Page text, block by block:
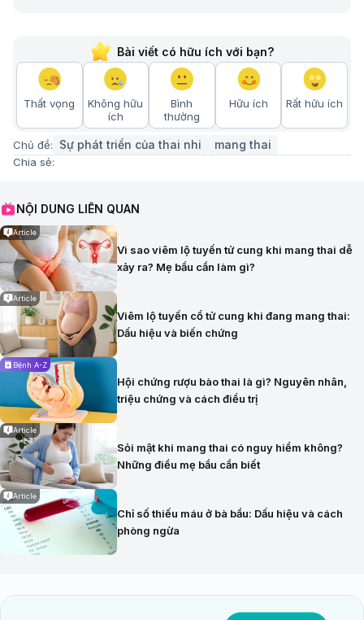
Bài viết có hữu ích với bạn?
Thất vọng
Không hữu
ích
Bình
thường
Hữu ích Rất hữu ích
Chủ đề: Sự phát triển của thai nhi mang thai
Chia sẻ:
NỘI DUNG LIÊN QUAN
Article
Vì sao viêm lộ tuyến tử cung khi mang thai dễ
xảy ra? Mẹ bầu cần làm gì?
Article
Viêm lộ tuyến cổ tử cung khi đang mang thai:
Dấu hiệu và biến chứng
Bệnh A-Z
Hội chứng rượu bào thai là gì? Nguyên nhân,
triệu chứng và cách điều trị
Article
Sỏi mật khi mang thai có nguy hiểm không?
Những điều mẹ bầu cần biết
Article
Chỉ số thiếu máu ở bà bầu: Dấu hiệu và cách
phòng ngừa